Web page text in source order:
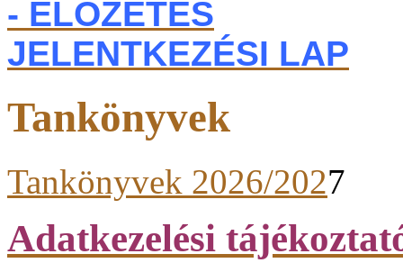
- ELŐZETES
JELENTKEZÉSI LAP
Tankönyvek
Tankönyvek 2026/2027
Adatkezelési